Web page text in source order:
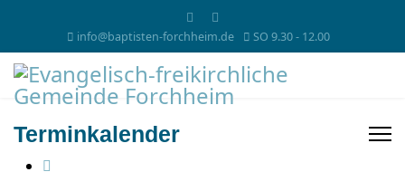
info@baptisten-forchheim.de SO 9.30 - 12.00
Terminkalender